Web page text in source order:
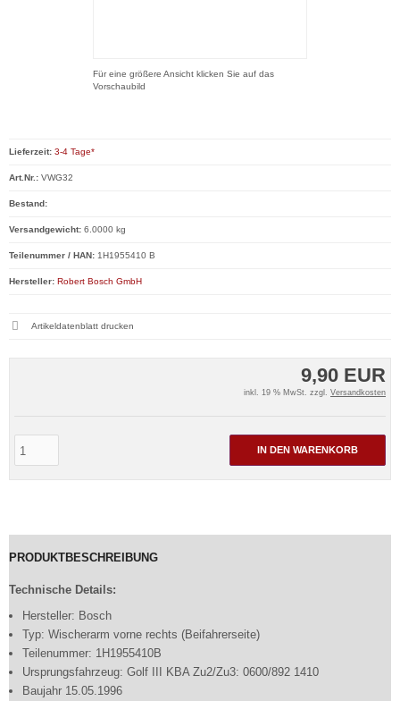
Für eine größere Ansicht klicken Sie auf das
Vorschaubild
9,90 EUR
inkl. 19 % MwSt. zzgl. Versandkosten
IN DEN WARENKORB
Lieferzeit: 3-4 Tage*
Art.Nr.: VWG32
Bestand:
Versandgewicht: 6.0000 kg
Teilenummer / HAN: 1H1955410 B
Hersteller: Robert Bosch GmbH
Artikeldatenblatt drucken
PRODUKTBESCHREIBUNG
Technische Details:
Hersteller: Bosch
Typ: Wischerarm vorne rechts (Beifahrerseite)
Teilenummer: 1H1955410B
Ursprungsfahrzeug: Golf III KBA Zu2/Zu3: 0600/892 1410
Baujahr 15.05.1996